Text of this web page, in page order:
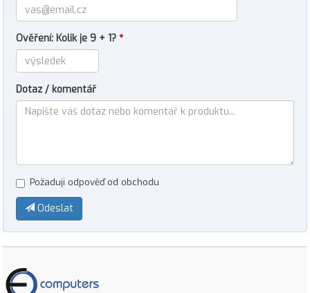
Ověření: Kolik je 9 + 1? *
Dotaz / komentář
Požaduji odpověď od obchodu
Odeslat